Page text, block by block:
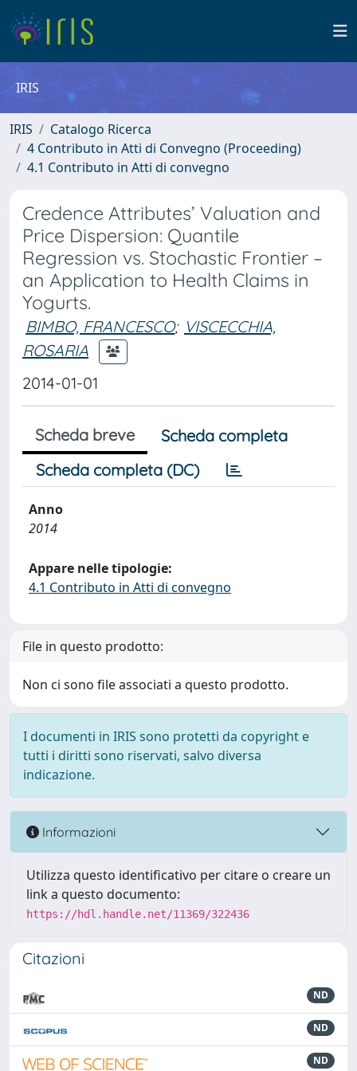
IRIS
IRIS
Catalogo Ricerca
4 Contributo in Atti di Convegno (Proceeding)
4.1 Contributo in Atti di convegno
Credence Attributes’ Valuation and
Price Dispersion: Quantile
Regression vs. Stochastic Frontier –
an Application to Health Claims in
Yogurts.
BIMBO, FRANCESCO; VISCECCHIA,
ROSARIA
2014-01-01
Scheda breve
Scheda completa
Scheda completa (DC)
Anno
2014
Appare nelle tipologie:
4.1 Contributo in Atti di convegno
File in questo prodotto:
Non ci sono file associati a questo prodotto.
I documenti in IRIS sono protetti da copyright e
tutti i diritti sono riservati, salvo diversa
indicazione.
Informazioni
Utilizza questo identificativo per citare o creare un
link a questo documento:
https://hdl.handle.net/11369/322436
Citazioni
ND
ND
ND